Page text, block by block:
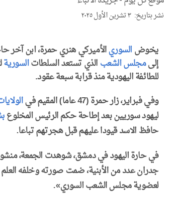
نشر بتاريخ: ٣ تشرين الأول ٢٠٢٥
يخوضالسوريالأميركي هنري حمرة، ابن آخر
إلىمجلس الشعبالذي تستعد السلطاتالسورية
للطائفة اليهودية منذ قرابة سبعة عقود.
وفي فبراير، زار حمرة (47 عاما) المقيم في
ليهود سوريين بعد إطاحة حكم الرئيس المخلوع
حافظ الاسد قيودا عليهم قبل هجرتهم تباعا.
في حارة اليهود في دمشق، شوهدت الجمعة،
جدران عدد من الأبنية، ضمت صورته وخلفه
لعضوية مجلس الشعب السوري».